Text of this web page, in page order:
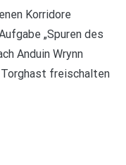
Korridore
„Spuren des
Anduin Wrynn
Torghast freischalten